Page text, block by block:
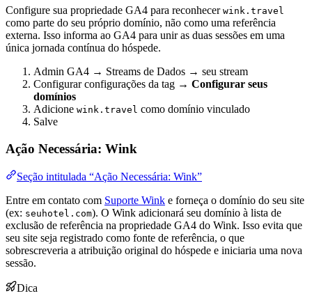
Configure sua propriedade GA4 para reconhecer wink.travel
como parte do seu próprio domínio, não como uma referência
externa. Isso informa ao GA4 para unir as duas sessões em uma
única jornada contínua do hóspede.
Admin GA4 → Streams de Dados → seu stream
Configurar configurações da tag → Configurar seus
domínios
Adicione wink.travel como domínio vinculado
Salve
Ação Necessária: Wink
Seção intitulada “Ação Necessária: Wink”
Entre em contato com Suporte Wink e forneça o domínio do seu site
(ex: seuhotel.com). O Wink adicionará seu domínio à lista de
exclusão de referência na propriedade GA4 do Wink. Isso evita que
seu site seja registrado como fonte de referência, o que
sobrescreveria a atribuição original do hóspede e iniciaria uma nova
sessão.
Dica